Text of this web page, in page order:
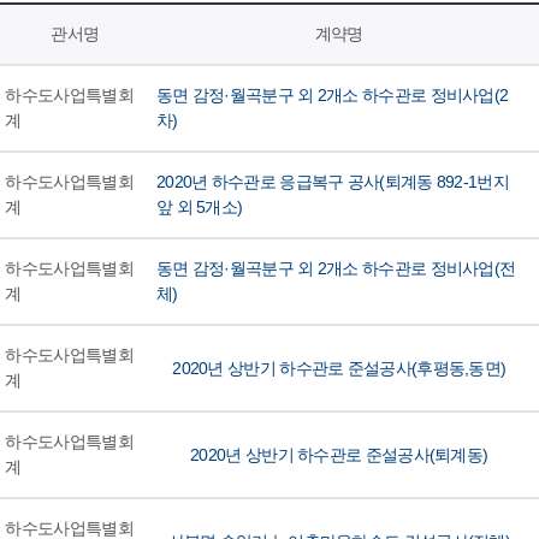
관서명 계약명
하수도사업특별회
계
동면 감정·월곡분구 외 2개소 하수관로 정비사업(2
차)
하수도사업특별회
계
2020년 하수관로 응급복구 공사(퇴계동 892-1번지
앞 외 5개소)
하수도사업특별회
계
동면 감정·월곡분구 외 2개소 하수관로 정비사업(전
체)
하수도사업특별회
계
2020년 상반기 하수관로 준설공사(후평동,동면)
하수도사업특별회
계
2020년 상반기 하수관로 준설공사(퇴계동)
하수도사업특별회